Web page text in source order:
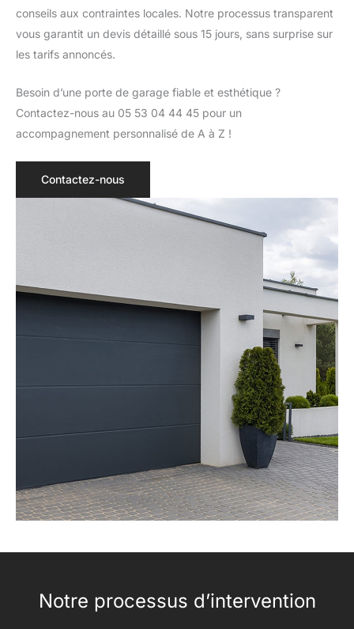
conseils aux contraintes locales. Notre processus transparent
vous garantit un devis détaillé sous 15 jours, sans surprise sur
les tarifs annoncés.
Besoin d’une porte de garage fiable et esthétique ?
Contactez-nous au 05 53 04 44 45 pour un
accompagnement personnalisé de A à Z !
Contactez-nous
Notre processus d’intervention